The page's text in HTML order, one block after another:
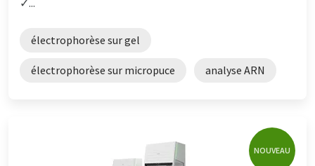
électrophorèse sur gel
électrophorèse sur micropuce analyse ARN
NOUVEAU